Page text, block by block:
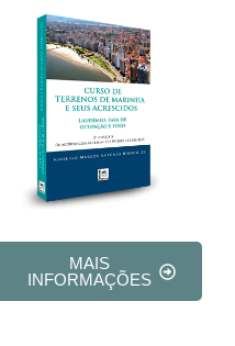
MAIS
INFORMAÇÕES